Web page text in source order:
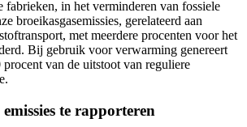
fabrieken, in het verminderen van fossiele
broeikasgasemissies, gerelateerd aan
met meerdere procenten voor het
Bij gebruik voor verwarming genereert
van de uitstoot van reguliere
te rapporteren